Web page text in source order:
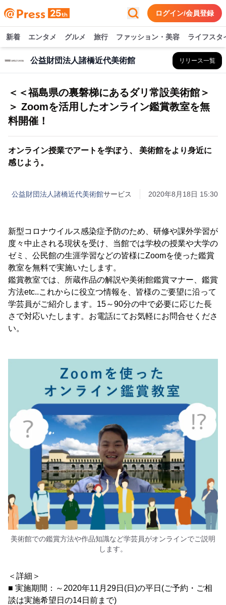
ログイン/会員登録
新着 エンタメ グルメ 旅行 ファッション・美容 ライフスタ
公益財団法人諸橋近代美術館 リリース一覧
＜＜福島県の裏磐梯にあるダリ常設美術館＞
＞ Zoomを活用したオンライン鑑賞教室を無
料開催！
オンライン授業でアートを学ぼう、 美術館をより身近に
感じよう。
公益財団法人諸橋近代美術館サービス 2020年8月18日 15:30
新型コロナウイルス感染症予防のため、研修や課外学習が
度々中止される現状を受け、当館では学校の授業や大学の
ゼミ、公民館の生涯学習などの皆様にZoomを使った鑑賞
教室を無料で実施いたします。
鑑賞教室では、所蔵作品の解説や美術館鑑賞マナー、鑑賞
方法etc..これからに役立つ情報を、皆様のご要望に沿って
学芸員がご紹介します。15～90分の中で必要に応じた長
さで対応いたします。お電話にてお気軽にお問合せくださ
い。
美術館での鑑賞方法や作品知識など学芸員がオンラインでご説明
します。
＜詳細＞
■ 実施期間：～2020年11月29日(日)の平日(ご予約・ご相
談は実施希望日の14日前まで)